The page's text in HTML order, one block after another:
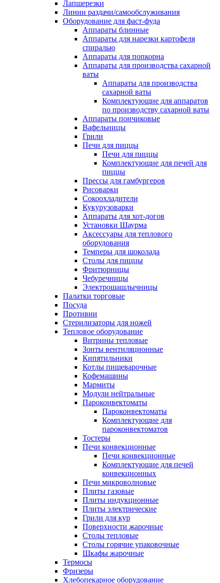
Лапшерезки
Линии раздачи/самообслуживания
Оборудование для фаст-фуда
Аппараты блинные
Аппараты для нарезки картофеля
спиралью
Аппараты для попкорна
Аппараты для производства сахарной
ваты
Аппараты для производства
сахарной ваты
Комплектующие для аппаратов
по производству сахарной ваты
Аппараты пончиковые
Вафельницы
Грили
Печи для пиццы
Печи для пиццы
Комплектующие для печей для
пиццы
Прессы для гамбургеров
Рисоварки
Сокоохладители
Кукурузоварки
Аппараты для хот-догов
Установки Шаурма
Аксессуары для теплового
оборудования
Темперы для шоколада
Столы для пиццы
Фритюрницы
Чебуречницы
Электрошашлычницы
Палатки торговые
Посуда
Противни
Стерилизаторы для ножей
Тепловое оборудование
Витрины тепловые
Зонты вентиляционные
Кипятильники
Котлы пищеварочные
Кофемашины
Мармиты
Модули нейтральные
Пароконвектоматы
Пароконвектоматы
Комплектующие для
пароконвектоматов
Тостеры
Печи конвекционные
Печи конвекционные
Комплектующие для печей
конвекционных
Печи микроволновые
Плиты газовые
Плиты индукционные
Плиты электрические
Грили для кур
Поверхности жарочные
Столы тепловые
Столы горячие упаковочные
Шкафы жарочные
Термосы
Фризеры
Хлебопекарное оборудование